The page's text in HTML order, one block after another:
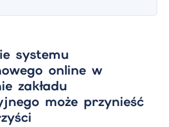
systemu
online w
zakładu
może przynieść